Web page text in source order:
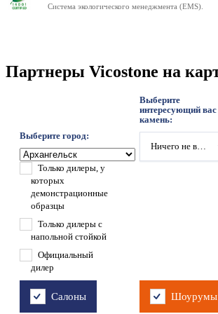
Система экологического менеджмента (EMS).
Партнеры Vicostone на
Выберите город:
Выберите
интересующий вас
камень:
Ничего не выбрано
Только дилеры, у
которых
демонстрационные
образцы
Только дилеры с
напольной стойкой
Официальный
дилер
Салоны Шоурумы